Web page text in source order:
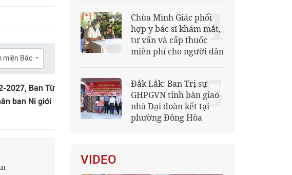
miền Bắc
2027, Ban Từ
ban Ni giới
Chùa Minh Giác phối
hợp y bác sĩ khám mắt,
tư vấn và cấp thuốc
miễn phí cho người dân
4
Đắk Lắk: Ban Trị sự
GHPGVN tỉnh bàn giao
nhà Đại đoàn kết tại
phường Đông Hòa
5
VIDEO